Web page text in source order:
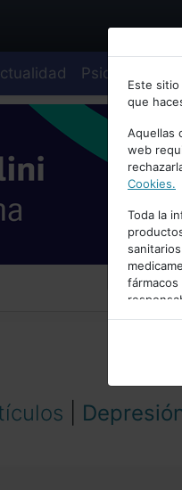
Escribe
Accede
Psiquiatría
Este
que
Aquellas
web
Cookies.
Toda la